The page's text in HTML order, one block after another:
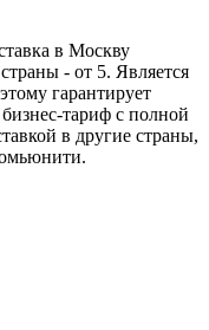
в Москву
- от 5. Является
гарантирует
тариф с полной
в другие страны,